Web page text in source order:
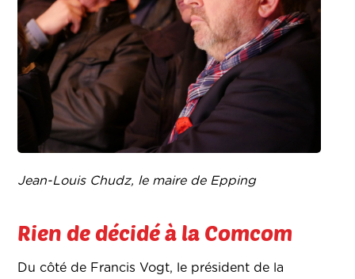
Jean-Louis Chudz, le maire de Epping
Rien de décidé à la Comcom
Du côté de Francis Vogt, le président de la